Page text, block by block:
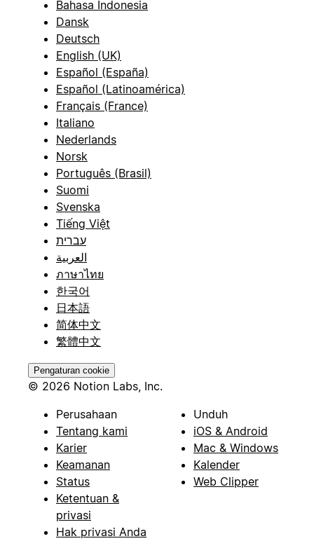
Bahasa Indonesia
Dansk
Deutsch
English (UK)
Español (España)
Español (Latinoamérica)
Français (France)
Italiano
Nederlands
Norsk
Português (Brasil)
Suomi
Svenska
Tiếng Việt
עברית
العربية
ภาษาไทย
한국어
日本語
简体中文
繁體中文
Pengaturan cookie
© 2026 Notion Labs, Inc.
Perusahaan
Tentang kami
Karier
Keamanan
Status
Ketentuan &
privasi
Hak privasi Anda
Unduh
iOS & Android
Mac & Windows
Kalender
Web Clipper